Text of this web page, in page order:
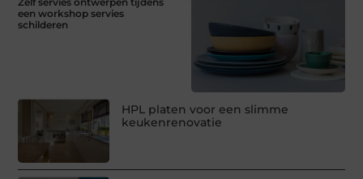
een workshop servies
schilderen
HPL platen voor een slimme
keukenrenovatie